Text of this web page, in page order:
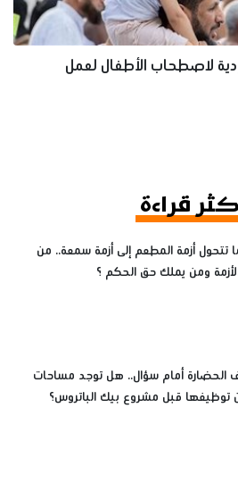
لاصطحاب الأطفال لعمل
قراءة
تتحول أزمة المطعم إلى أزمة سمعة.. من
الأزمة ومن يملك حق الحكم ؟
الحضارة أمام سؤال.. هل توجد مساحات
توظيفها قبل مشروع بيك الباتروس؟